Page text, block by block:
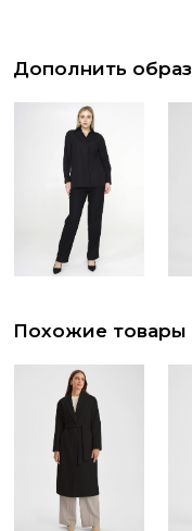
Дополнить образ
Похожие товары